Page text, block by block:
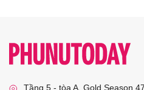
Tầng 5 - tòa A, Gold Season